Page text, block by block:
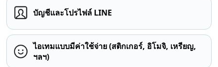
บัญชีและโปรไฟล์ LINE
ไอเทมแบบมีค่าใช้จ่าย (สติกเกอร์, อิโมจิ, เหรียญ,
ฯลฯ)